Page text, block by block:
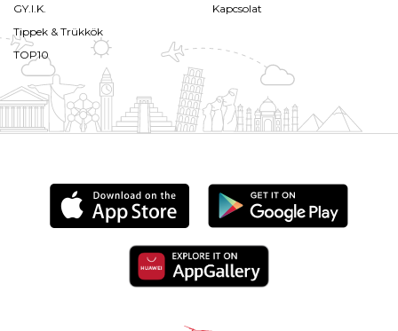
GY.I.K.
Tippek & Trükkök
TOP10
Kapcsolat